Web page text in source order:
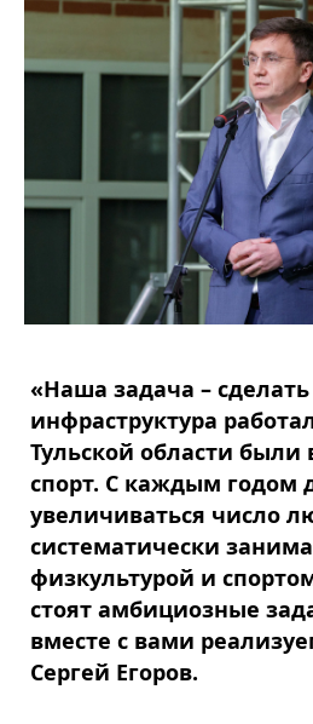
«Наша задача –
инфраструктура
Тульской области были
спорт. С каждым годом
увеличиваться число
систематически
физкультурой и
стоят амбициозные
вместе с вами
Сергей Егоров.